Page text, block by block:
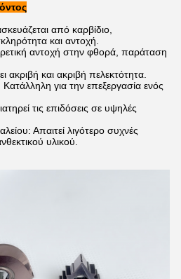
από καρβίδιο,
και αντοχή.
αντοχή στην φθορά, παράταση
ακριβή και ακριβή πελεκτότητα.
για την επεξεργασία ενός
τις επιδόσεις σε υψηλές
Απαιτεί λιγότερο συχνές
υλικού.